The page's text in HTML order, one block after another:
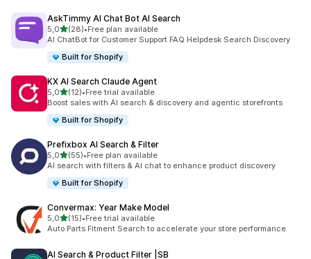
AskTimmy AI Chat Bot AI Search
5,0z 5 hvězd
(28)
Celkový počet recenzí: 28
•Free plan available
AI ChatBot for Customer Support FAQ Helpdesk Search Discovery
Built for Shopify
KX AI Search Claude Agent
5,0z 5 hvězd
(12)
Celkový počet recenzí: 12
•Free trial available
Boost sales with AI search & discovery and agentic storefronts
Built for Shopify
Prefixbox AI Search & Filter
5,0z 5 hvězd
(55)
Celkový počet recenzí: 55
•Free plan available
AI search with filters & AI chat to enhance product discovery
Built for Shopify
Convermax: Year Make Model
5,0z 5 hvězd
(15)
Celkový počet recenzí: 15
•Free trial available
Auto Parts Fitment Search to accelerate your store performance
AI Search & Product Filter |SB